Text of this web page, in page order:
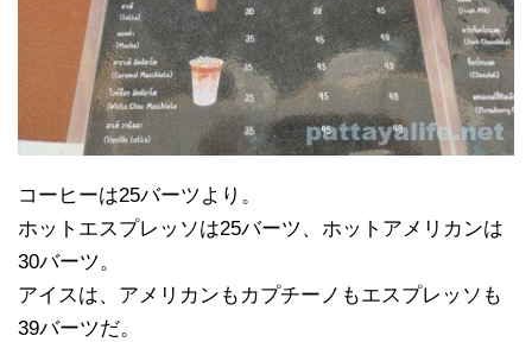
コーヒーは25バーツより。
ホットエスプレッソは25バーツ、ホットアメリカンは
30バーツ。
アイスは、アメリカンもカプチーノもエスプレッソも
39バーツだ。